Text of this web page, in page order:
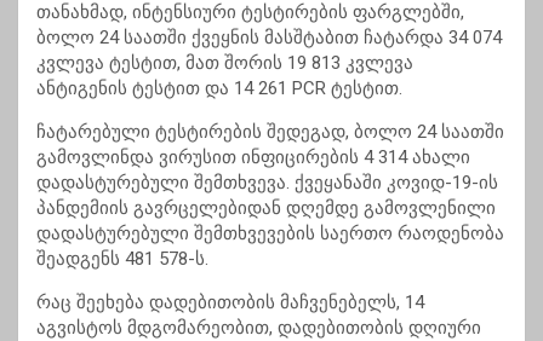
თანახმად, ინტენსიური ტესტირების ფარგლებში,
ბოლო 24 საათში ქვეყნის მასშტაბით ჩატარდა 34 074
კვლევა ტესტით, მათ შორის 19 813 კვლევა
ანტიგენის ტესტით და 14 261 PCR ტესტით.
ჩატარებული ტესტირების შედეგად, ბოლო 24 საათში
გამოვლინდა ვირუსით ინფიცირების 4 314 ახალი
დადასტურებული შემთხვევა. ქვეყანაში კოვიდ-19-ის
პანდემიის გავრცელებიდან დღემდე გამოვლენილი
დადასტურებული შემთხვევების საერთო რაოდენობა
შეადგენს 481 578-ს.
რაც შეეხება დადებითობის მაჩვენებელს, 14
აგვისტოს მდგომარეობით, დადებითობის დღიური